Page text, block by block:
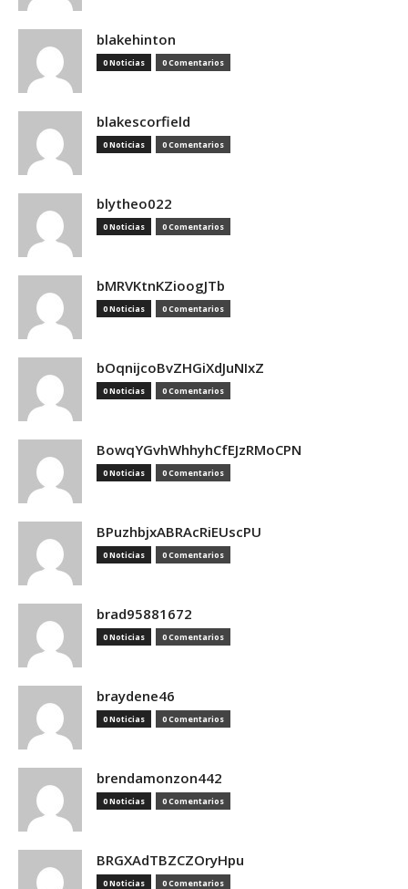
blakehinton
0 Noticias 0 Comentarios
blakescorfield
0 Noticias 0 Comentarios
blytheo022
0 Noticias 0 Comentarios
bMRVKtnKZioogJTb
0 Noticias 0 Comentarios
bOqnijcoBvZHGiXdJuNIxZ
0 Noticias 0 Comentarios
BowqYGvhWhhyhCfEJzRMoCPN
0 Noticias 0 Comentarios
BPuzhbjxABRAcRiEUscPU
0 Noticias 0 Comentarios
brad95881672
0 Noticias 0 Comentarios
braydene46
0 Noticias 0 Comentarios
brendamonzon442
0 Noticias 0 Comentarios
BRGXAdTBZCZOryHpu
0 Noticias 0 Comentarios